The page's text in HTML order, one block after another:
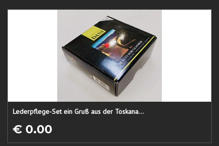
Lederpflege-Set ein Gruß aus der Toskana...
€ 0.00